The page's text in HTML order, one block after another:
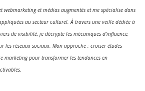
webmarketing et médias augmentés et me spécialise dans
au secteur culturel. À travers une veille dédiée à
de visibilité, je décrypte les mécaniques d’influence,
les réseaux sociaux. Mon approche : croiser études
marketing pour transformer les tendances en